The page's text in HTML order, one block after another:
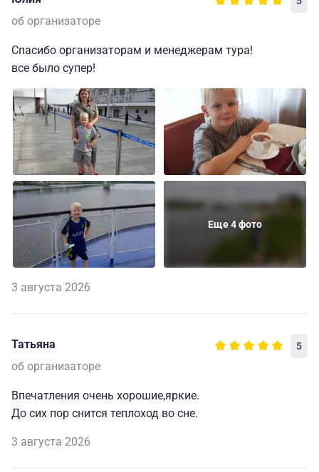
об организаторе
Спасибо организаторам и менеджерам тура!
все было супер!
Еще 4 фото
3 августа 2026
Татьяна 5
об организаторе
Впечатления очень хорошие,яркие.
До сих пор снится теплоход во сне.
3 августа 2026